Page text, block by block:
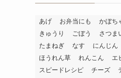
あげ お弁当にも かぼち
きゅうり
ごぼう さつま
たまねぎ
なす にんじん
ほうれん草
れんこん エ
スピードレシピ
チーズ